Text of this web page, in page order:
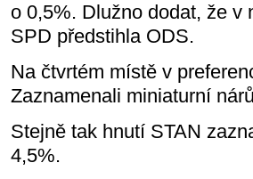
o 0,5%. Dlužno dodat, že v
SPD předstihla ODS.
Na čtvrtém místě v
Zaznamenali miniaturní
Stejně tak hnutí STAN
4,5%.